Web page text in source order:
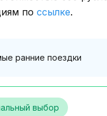
по ссылке.
ранние поездки
выбор